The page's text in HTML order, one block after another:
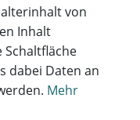
von
Inhalt
Schaltfläche
dabei Daten an
Mehr